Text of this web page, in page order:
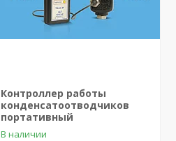
Контроллер работы
конденсатоотводчиков
портативный
В наличии